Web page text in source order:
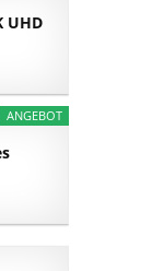
UHD
ANGEBOT